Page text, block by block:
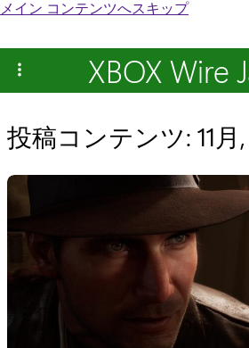
メイン コンテンツへスキップ
XBOX Wire
投稿コンテンツ: 11月